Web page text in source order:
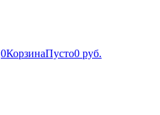
0КорзинаПусто0 руб.